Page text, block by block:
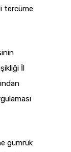
tercüme
İl
gümrük